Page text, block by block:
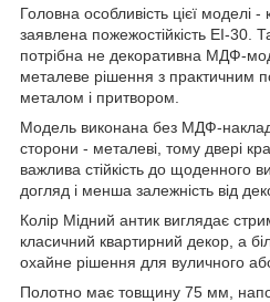
Головна особливість цієї моделі
заявлена пожежостійкість EI-30.
потрібна не декоративна МДФ-
металеве рішення з практичним
металом і притвором.
Модель виконана без МДФ-
сторони - металеві, тому двері
важлива стійкість до щоденного
догляд і менша залежність від
Колір Мідний антик виглядає
класичний квартирний декор, а
охайне рішення для вуличного
Полотно має товщину 75 мм,